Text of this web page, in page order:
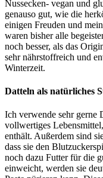
Nussecken- vegan und
genauso gut, wie die
einigen Freuden und
waren bisher alle
noch besser, als das
sehr nährstoffreich und
Winterzeit.
Datteln als natürliches
Ich verwende sehr gerne
vollwertiges
enthält. Außerdem sind
dass sie den
noch dazu Futter für die
einweicht, werden sie